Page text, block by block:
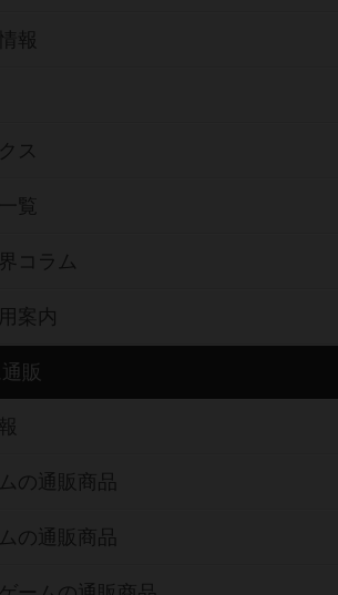
報
ス
覧
コラム
案内
販
の通販商品
の通販商品